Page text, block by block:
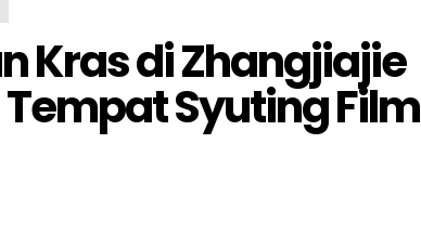
Kras di Zhangjiajie
Syuting Film